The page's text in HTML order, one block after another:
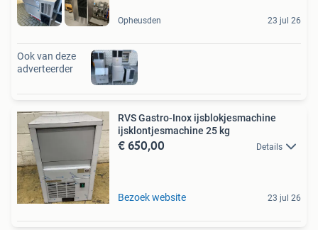
Opheusden 23 jul 26
Ook van deze
adverteerder
RVS Gastro-Inox ijsblokjesmachine
ijsklontjesmachine 25 kg
€ 650,00 Details
Bezoek website 23 jul 26